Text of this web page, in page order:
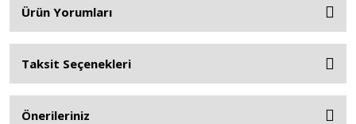
Ürün Yorumları
Taksit Seçenekleri
Önerileriniz